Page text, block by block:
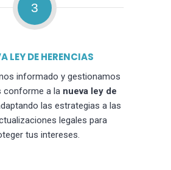
3
LEY DE HERENCIAS
informado y gestionamos
conforme a la nueva ley de
las estrategias a las
legales para
tus intereses.